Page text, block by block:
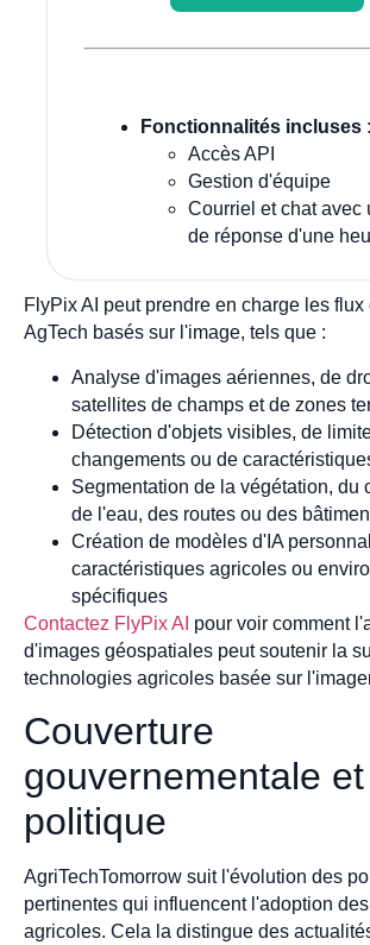
Fonctionnalités incluses :
Accès API
Gestion d'équipe
Courriel et chat avec
de réponse d'une
FlyPix AI peut prendre en charge les flux
AgTech basés sur l'image, tels que :
Analyse d'images aériennes, de
satellites de champs et de zones
Détection d'objets visibles, de
changements ou de
Segmentation de la végétation, du
de l'eau, des routes ou des
Création de modèles d'IA
caractéristiques agricoles ou
spécifiques
Contactez FlyPix AI pour voir comment
d'images géospatiales peut soutenir la
technologies agricoles basée sur
Couverture
gouvernementale et
politique
AgriTechTomorrow suit l'évolution des
pertinentes qui influencent l'adoption
agricoles. Cela la distingue des